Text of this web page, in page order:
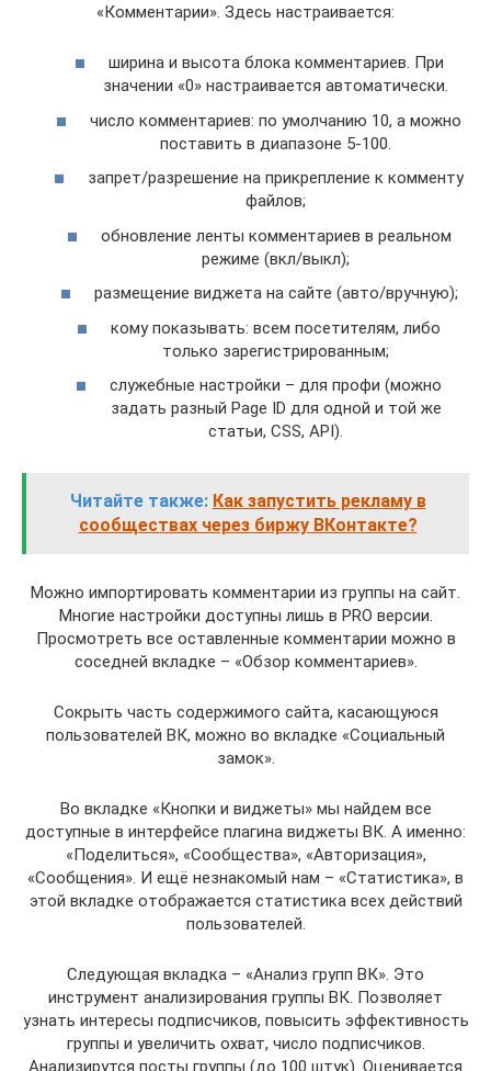
«Комментарии». Здесь настраивается:
ширина и высота блока комментариев. При
значении «0» настраивается автоматически.
число комментариев: по умолчанию 10, а можно
поставить в диапазоне 5-100.
запрет/разрешение на прикрепление к комменту
файлов;
обновление ленты комментариев в реальном
режиме (вкл/выкл);
размещение виджета на сайте (авто/вручную);
кому показывать: всем посетителям, либо
только зарегистрированным;
служебные настройки – для профи (можно
задать разный Page ID для одной и той же
статьи, CSS, API).
Читайте также: Как запустить рекламу в
сообществах через биржу ВКонтакте?
Можно импортировать комментарии из группы на сайт.
Многие настройки доступны лишь в PRO версии.
Просмотреть все оставленные комментарии можно в
соседней вкладке – «Обзор комментариев».
Сокрыть часть содержимого сайта, касающуюся
пользователей ВК, можно во вкладке «Социальный
замок».
Во вкладке «Кнопки и виджеты» мы найдем все
доступные в интерфейсе плагина виджеты ВК. А именно:
«Поделиться», «Сообщества», «Авторизация»,
«Сообщения». И ещё незнакомый нам – «Статистика», в
этой вкладке отображается статистика всех действий
пользователей.
Следующая вкладка – «Анализ групп ВК». Это
инструмент анализирования группы ВК. Позволяет
узнать интересы подписчиков, повысить эффективность
группы и увеличить охват, число подписчиков.
Анализирутся посты группы (до 100 штук). Оценивается